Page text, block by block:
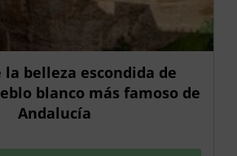
la belleza escondida de
blanco más famoso de
Andalucía